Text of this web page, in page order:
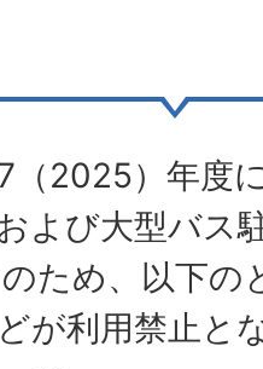
（2025）年度
よび大型バス
ため、以下の
が利用禁止と